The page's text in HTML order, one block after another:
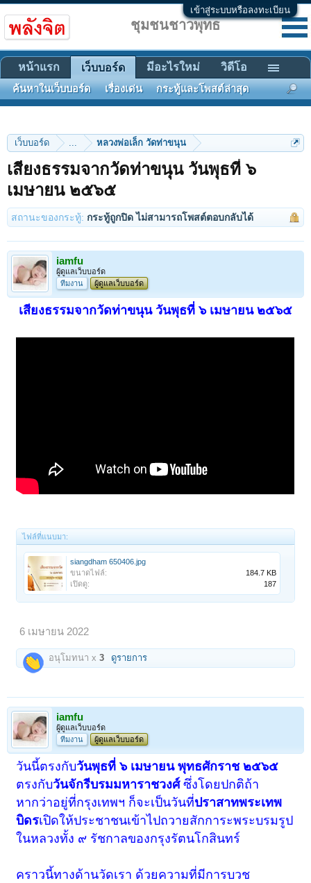
เข้าสู่ระบบหรือลงทะเบียน
เว็บบอร์ด ... หลวงพ่อเล็ก วัดท่าขนุน
เสียงธรรมจากวัดท่าขนุน วันพุธที่ ๖
เมษายน ๒๕๖๕
สถานะของกระทู้: กระทู้ถูกปิด ไม่สามารถโพสต์ตอบกลับได้
iamfu
ผู้ดูแลเว็บบอร์ด
ทีมงาน
ผู้ดูแลเว็บบอร์ด
เสียงธรรมจากวัดท่าขนุน วันพุธที่ ๖ เมษายน ๒๕๖๕
ไฟล์ที่แนบมา:
siangdham 650406.jpg
ขนาดไฟล์:
184.7 KB
เปิดดู:
187
6 เมษายน 2022
อนุโมทนา x3 ดูรายการ
iamfu
ผู้ดูแลเว็บบอร์ด
ทีมงาน
ผู้ดูแลเว็บบอร์ด
วันนี้ตรงกับวันพุธที่ ๖ เมษายน พุทธศักราช ๒๕๖๕
ตรงกับวันจักรีบรมมหาราชวงศ์ซึ่งโดยปกติถ้า
หากว่าอยู่ที่กรุงเทพฯ ก็จะเป็นวันที่ปราสาทพระเทพ
บิดรเปิดให้ประชาชนเข้าไปถวายสักการะพระบรมรูป
ในหลวงทั้ง ๙ รัชกาลของกรุงรัตนโกสินทร์
คราวนี้ทางด้านวัดเรา ด้วยความที่มีการบวช
ชุมชนชาวพุทธ
หน้าแรก เว็บบอร์ด
ค้นหาในเว็บบอร์ด เรื่องเด่น กระทู้และโพสต์ล่าสุด
มีอะไรใหม่ วิดีโอ